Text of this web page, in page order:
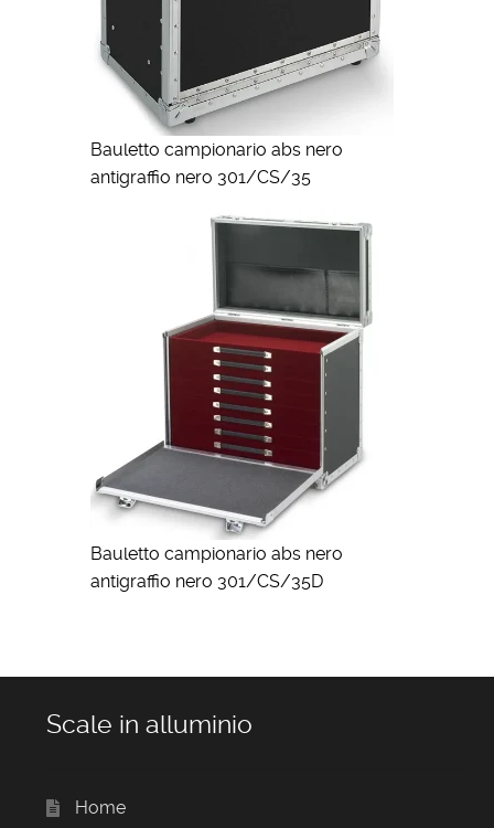
Bauletto campionario abs nero
antigraffio nero 301/CS/35
Bauletto campionario abs nero
antigraffio nero 301/CS/35D
Scale in alluminio
Home